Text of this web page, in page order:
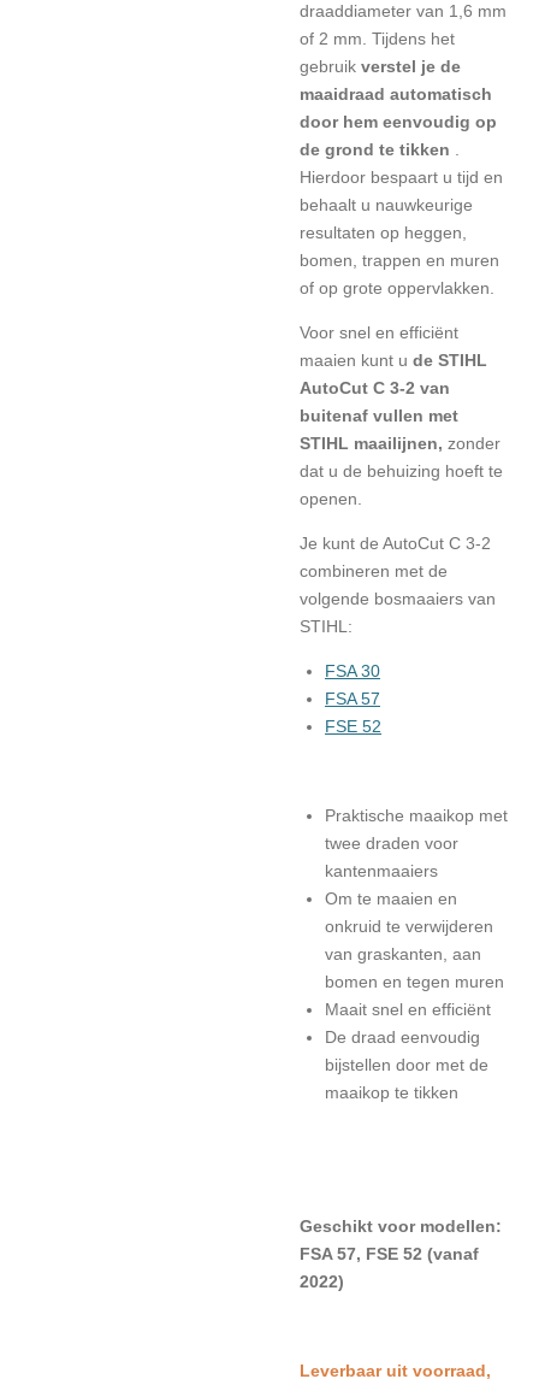
draaddiameter van 1,6 mm
of 2 mm. Tijdens het
gebruik verstel je de
maaidraad automatisch
door hem eenvoudig op
de grond te tikken
Hierdoor bespaart u tijd en
behaalt u nauwkeurige
resultaten op heggen,
bomen, trappen en muren
of op grote oppervlakken.
Voor snel en efficiënt
maaien kunt u de STIHL
AutoCut C 3-2 van
buitenaf vullen met
STIHL maailijnen, zonder
dat u de behuizing hoeft te
openen.
Je kunt de AutoCut C 3-2
combineren met de
volgende bosmaaiers van
STIHL:
FSA 30
FSA 57
FSE 52
Praktische maaikop met
twee draden voor
kantenmaaiers
Om te maaien en
onkruid te verwijderen
van graskanten, aan
bomen en tegen muren
Maait snel en efficiënt
De draad eenvoudig
bijstellen door met de
maaikop te tikken
Geschikt voor modellen:
FSA 57, FSE 52 (vanaf
2022)
Leverbaar uit voorraad,